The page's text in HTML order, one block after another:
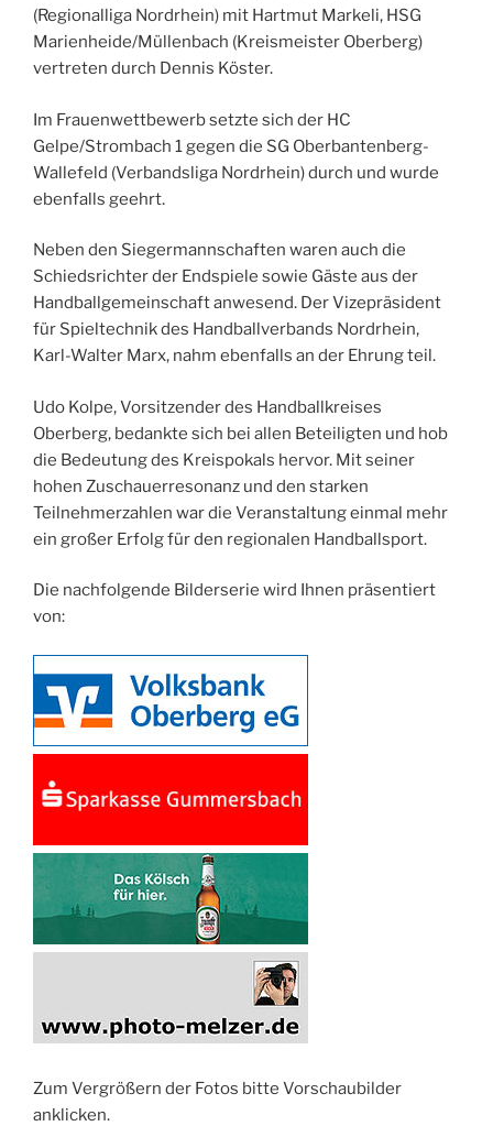
(Regionalliga Nordrhein) mit Hartmut Markeli, HSG
Marienheide/Müllenbach (Kreismeister Oberberg)
vertreten durch Dennis Köster.
Im Frauenwettbewerb setzte sich der HC
Gelpe/Strombach 1 gegen die SG Oberbantenberg-
Wallefeld (Verbandsliga Nordrhein) durch und wurde
ebenfalls geehrt.
Neben den Siegermannschaften waren auch die
Schiedsrichter der Endspiele sowie Gäste aus der
Handballgemeinschaft anwesend. Der Vizepräsident
für Spieltechnik des Handballverbands Nordrhein,
Karl-Walter Marx, nahm ebenfalls an der Ehrung teil.
Udo Kolpe, Vorsitzender des Handballkreises
Oberberg, bedankte sich bei allen Beteiligten und hob
die Bedeutung des Kreispokals hervor. Mit seiner
hohen Zuschauerresonanz und den starken
Teilnehmerzahlen war die Veranstaltung einmal mehr
ein großer Erfolg für den regionalen Handballsport.
Die nachfolgende Bilderserie wird Ihnen präsentiert
von:
Zum Vergrößern der Fotos bitte Vorschaubilder
anklicken.